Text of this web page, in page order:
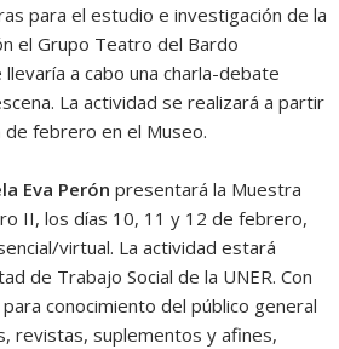
para el estudio e investigación de la
el Grupo Teatro del Bardo
a cabo una charla-debate
La actividad se realizará a partir
de febrero en el Museo.
Eva Perón presentará la Muestra
II, los días 10, 11 y 12 de febrero,
virtual. La actividad estará
de Trabajo Social de la UNER. Con
conocimiento del público general
revistas, suplementos y afines,